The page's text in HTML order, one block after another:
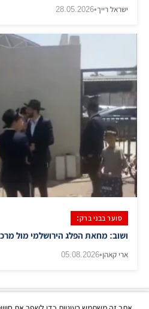
ישראל רייך•
28.05.2026
סוער בבני ברק:
ושוב: מחאת הפלג הירושלמי מול
ארי קאהן•
05.08.2026